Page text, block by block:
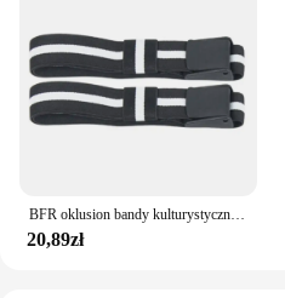
20,89zł